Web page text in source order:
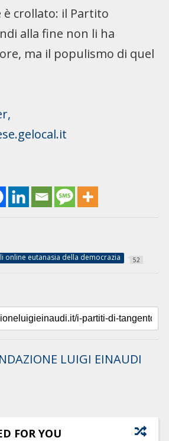
crollato: il Partito
alla fine non li ha
ma il populismo di quel
online eutanasia della democrazia 52
LUIGI EINAUDI
FOR YOU